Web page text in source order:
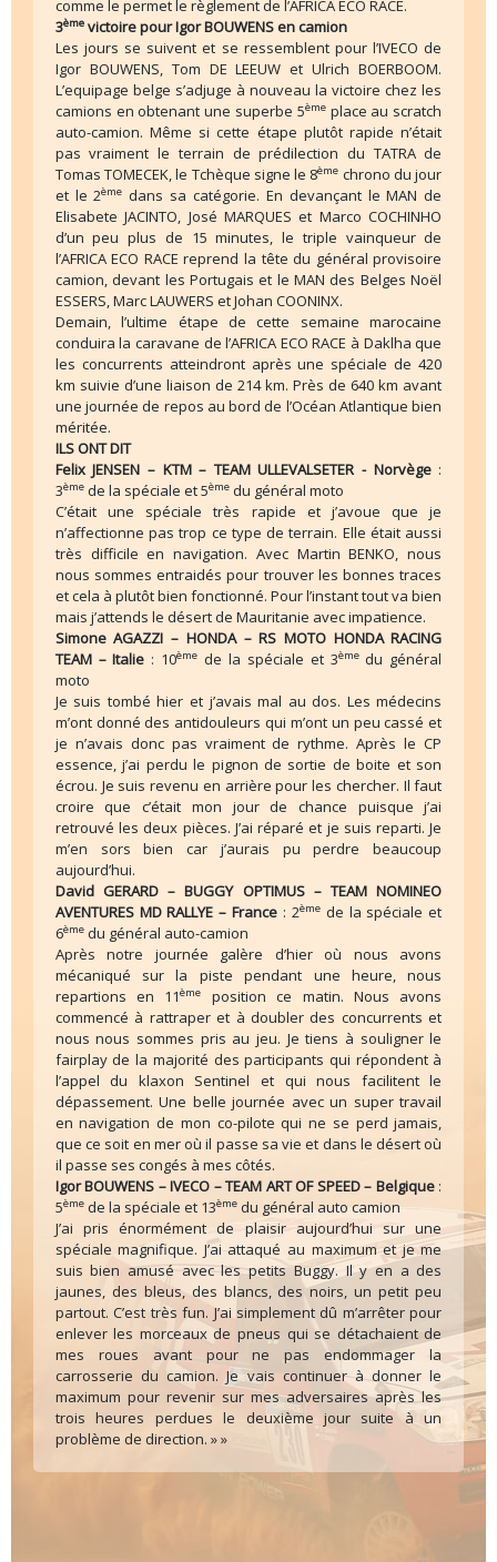
comme le permet le règlement de l’AFRICA ECO RACE.
3èmevictoire pour Igor BOUWENS en camion
Les jours se suivent et se ressemblent pour l’IVECO de
Igor BOUWENS, Tom DE LEEUW et Ulrich BOERBOOM.
L’equipage belge s’adjuge à nouveau la victoire chez les
camions en obtenant une superbe 5èmeplace au scratch
auto-camion. Même si cette étape plutôt rapide n’était
pas vraiment le terrain de prédilection du TATRA de
Tomas TOMECEK, le Tchèque signe le 8ème chrono du jour
et le 2ème dans sa catégorie. En devançant le MAN de
Elisabete JACINTO, José MARQUES et Marco COCHINHO
d’un peu plus de 15 minutes, le triple vainqueur de
l’AFRICA ECO RACE reprend la tête du général provisoire
camion, devant les Portugais et le MAN des Belges Noël
ESSERS, Marc LAUWERS et Johan COONINX.
Demain, l’ultime étape de cette semaine marocaine
conduira la caravane de l’AFRICA ECO RACE à Daklha que
les concurrents atteindront après une spéciale de 420
km suivie d’une liaison de 214 km. Près de 640 km avant
une journée de repos au bord de l’Océan Atlantique bien
méritée.
ILS ONT DIT
Felix JENSEN – KTM – TEAM ULLEVALSETER - Norvège:
3èmede la spéciale et 5èmedu général moto
C’était une spéciale très rapide et j’avoue que je
n’affectionne pas trop ce type de terrain. Elle était aussi
très difficile en navigation. Avec Martin BENKO, nous
nous sommes entraidés pour trouver les bonnes traces
et cela à plutôt bien fonctionné. Pour l’instant tout va bien
mais j’attends le désert de Mauritanie avec impatience.
Simone AGAZZI – HONDA – RS MOTO HONDA RACING
TEAM – Italie : 10ème de la spéciale et 3èmedu général
moto
Je suis tombé hier et j’avais mal au dos. Les médecins
m’ont donné des antidouleurs qui m’ont un peu cassé et
je n’avais donc pas vraiment de rythme. Après le CP
essence, j’ai perdu le pignon de sortie de boite et son
écrou. Je suis revenu en arrière pour les chercher. Il faut
croire que c’était mon jour de chance puisque j’ai
retrouvé les deux pièces. J’ai réparé et je suis reparti. Je
m’en sors bien car j’aurais pu perdre beaucoup
aujourd’hui.
David GERARD – BUGGY OPTIMUS – TEAM NOMINEO
AVENTURES MD RALLYE – France : 2èmede la spéciale et
6èmedu général auto-camion
Après notre journée galère d’hier où nous avons
mécaniqué sur la piste pendant une heure, nous
repartions en 11ème
position ce matin. Nous avons
commencé à rattraper et à doubler des concurrents et
nous nous sommes pris au jeu. Je tiens à souligner le
fairplay de la majorité des participants qui répondent à
l’appel du klaxon Sentinel et qui nous facilitent le
dépassement. Une belle journée avec un super travail
en navigation de mon co-pilote qui ne se perd jamais,
que ce soit en mer où il passe sa vie et dans le désert où
il passe ses congés à mes côtés.
Igor BOUWENS – IVECO – TEAM ART OF SPEED – Belgique:
5èmede la spéciale et 13èmedu général auto camion
J’ai pris énormément de plaisir aujourd’hui sur une
spéciale magnifique. J’ai attaqué au maximum et je me
suis bien amusé avec les petits Buggy. Il y en a des
jaunes, des bleus, des blancs, des noirs, un petit peu
partout. C’est très fun. J’ai simplement dû m’arrêter pour
enlever les morceaux de pneus qui se détachaient de
mes roues avant pour ne pas endommager la
carrosserie du camion. Je vais continuer à donner le
maximum pour revenir sur mes adversaires après les
trois heures perdues le deuxième jour suite à un
problème de direction. » »